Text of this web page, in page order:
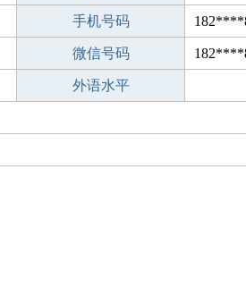
手机号码
微信号码
外语水平